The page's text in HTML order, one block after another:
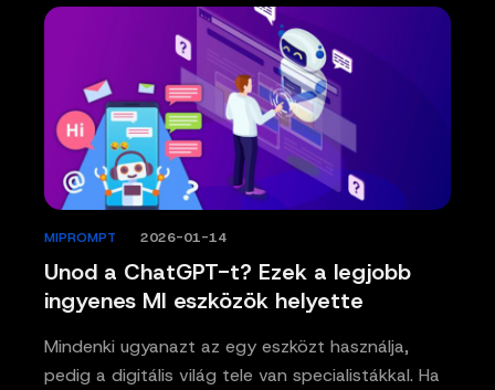
Unod a ChatGPT-t? Ezek a legjobb
ingyenes MI eszközök helyette
MIPROMPT 2026-01-14
Mindenki ugyanazt az egy eszközt használja,
pedig a digitális világ tele van specialistákkal. Ha